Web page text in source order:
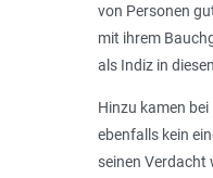
von Personen
mit ihrem
als Indiz in
Hinzu kamen
ebenfalls kein
seinen Verdacht